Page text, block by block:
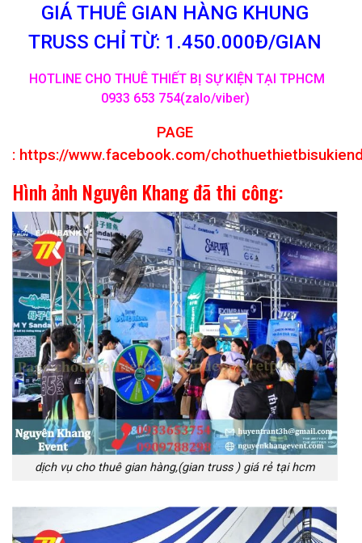
GIÁ THUÊ GIAN HÀNG KHUNG
TRUSS CHỈ TỪ: 1.450.000Đ/GIAN
HOTLINE CHO THUÊ THIẾT BỊ SỰ KIỆN TẠI TPHCM
0933 653 754(zalo/viber)
PAGE
: https://www.facebook.com/
Hình ảnh Nguyên Khang đã thi công:
dịch vụ cho thuê gian hàng,(gian truss ) giá rẻ tại hcm